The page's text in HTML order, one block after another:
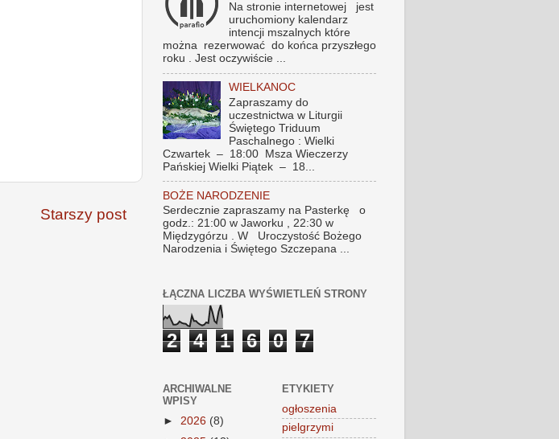
Starszy post
Na stronie internetowej jest
uruchomiony kalendarz
intencji mszalnych które
można rezerwować do końca przyszłego
roku . Jest oczywiście ...
WIELKANOC
Zapraszamy do
uczestnictwa w Liturgii
Świętego Triduum
Paschalnego : Wielki
Czwartek – 18:00 Msza Wieczerzy
Pańskiej Wielki Piątek – 18...
BOŻE NARODZENIE
Serdecznie zapraszamy na Pasterkę o
godz.: 21:00 w Jaworku , 22:30 w
Międzygórzu . W Uroczystość Bożego
Narodzenia i Świętego Szczepana ...
ŁĄCZNA LICZBA WYŚWIETLEŃ STRONY
2 4 1 6 0 7
ARCHIWALNE
WPISY
► 2026 (8)
ETYKIETY
ogłoszenia
pielgrzymi